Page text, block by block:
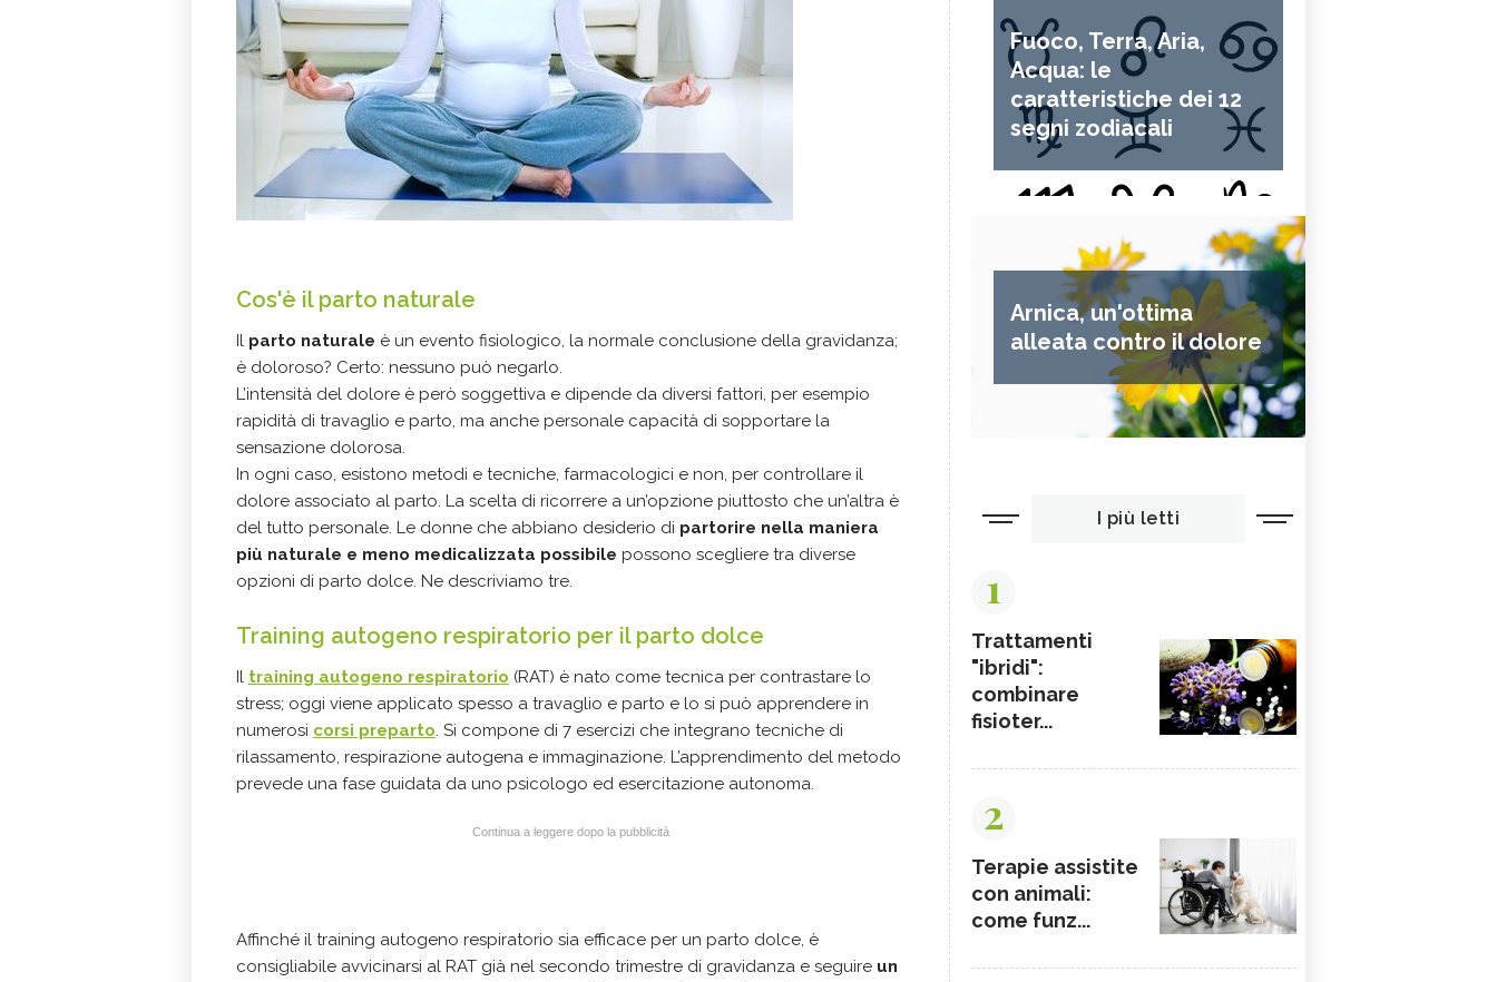
Cos'è il parto naturale
Il parto naturale è un evento fisiologico, la normale conclusione della gravidanza;
è doloroso? Certo: nessuno può negarlo.
L’intensità del dolore è però soggettiva e dipende da diversi fattori, per esempio
rapidità di travaglio e parto, ma anche personale capacità di sopportare la
sensazione dolorosa.
In ogni caso, esistono metodi e tecniche, farmacologici e non, per controllare il
dolore associato al parto. La scelta di ricorrere a un’opzione piuttosto che un’altra è
del tutto personale. Le donne che abbiano desiderio di partorire nella maniera
più naturale e meno medicalizzata possibile possono scegliere tra diverse
opzioni di parto dolce. Ne descriviamo tre.
Training autogeno respiratorio per il parto dolce
Il training autogeno respiratorio (RAT) è nato come tecnica per contrastare lo
stress; oggi viene applicato spesso a travaglio e parto e lo si può apprendere in
numerosi corsi preparto. Si compone di 7 esercizi che integrano tecniche di
rilassamento, respirazione autogena e immaginazione. L’apprendimento del metodo
prevede una fase guidata da uno psicologo ed esercitazione autonoma.
Continua a leggere dopo la pubblicità
Affinché il training autogeno respiratorio sia efficace per un parto dolce, è
consigliabile avvicinarsi al RAT già nel secondo trimestre di gravidanza e seguire un
Fuoco, Terra, Aria,
Acqua: le
caratteristiche dei 12
segni zodiacali
Arnica, un'ottima
alleata contro il dolore
I più letti
1
Trattamenti
"ibridi":
combinare
fisioter...
2
Terapie assistite
con animali:
come funz...